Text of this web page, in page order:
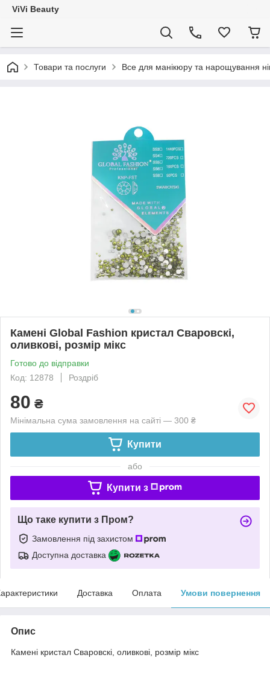
ViVi Beauty
Товари та послуги Все для манікюру та нарощування
Камені Global Fashion кристал Сваровскі,
оливкові, розмір мікс
Готово до відправки
Код: 12878
Роздріб
80 ₴
Мінімальна сума замовлення на сайті — 300 ₴
Купити
або
Купити з
Що таке купити з Пром?
Замовлення під захистом
Доступна доставка
Доставка Оплата Умови повернення
Опис
Камені кристал Сваровскі, оливкові, розмір мікс